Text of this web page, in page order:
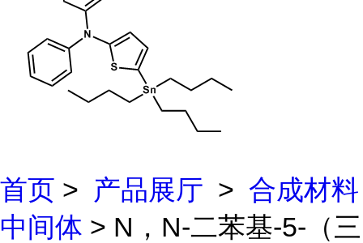
首页 > 产品展厅 > 合成材料
中间体 > N，N-二苯基-5-（三